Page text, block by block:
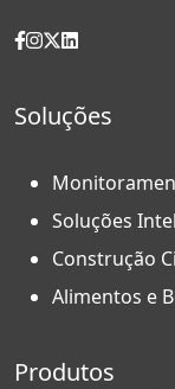
Soluções
Soluções
Construção
Alimentos e
Produtos